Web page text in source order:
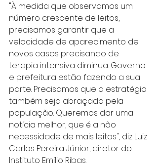
"À medida que observamos um
número crescente de leitos,
precisamos garantir que a
velocidade de aparecimento de
novos casos precisando de
terapia intensiva diminua. Governo
e prefeitura estão fazendo a sua
parte. Precisamos que a estratégia
também seja abraçada pela
população. Queremos dar uma
notícia melhor, que é a não
necessidade de mais leitos", diz Luiz
Carlos Pereira Júnior, diretor do
Instituto Emílio Ribas.